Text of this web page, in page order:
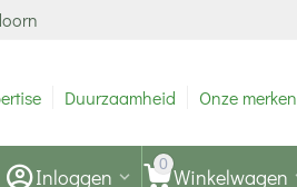
Duurzaamheid Onze merken
0 Winkelwagen
Inloggen